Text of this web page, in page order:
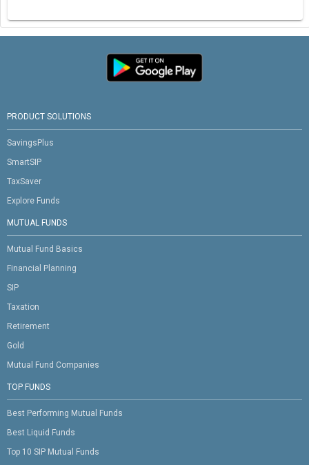
PRODUCT SOLUTIONS
SavingsPlus
SmartSIP
TaxSaver
Explore Funds
MUTUAL FUNDS
Mutual Fund Basics
Financial Planning
SIP
Taxation
Retirement
Gold
Mutual Fund Companies
TOP FUNDS
Best Performing Mutual Funds
Best Liquid Funds
Top 10 SIP Mutual Funds